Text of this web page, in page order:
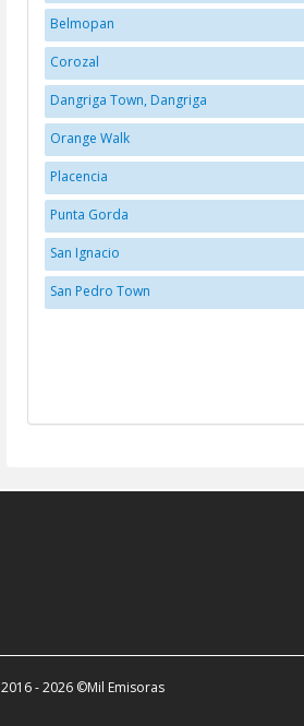
Belmopan
Corozal
Dangriga Town, Dangriga
Orange Walk
Placencia
Punta Gorda
San Ignacio
San Pedro Town
2016 - 2026 ©Mil Emisoras